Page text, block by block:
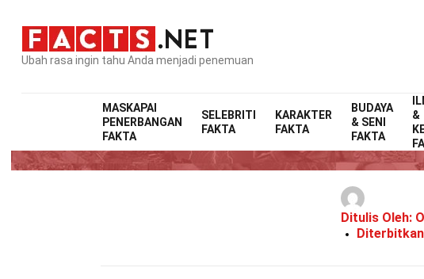
Ubah rasa ingin tahu Anda menjadi penemuan
MASKAPAI
PENERBANGAN
FAKTA
SELEBRITI
FAKTA
KARAKTER
FAKTA
BUDAYA
& SENI
FAKTA
&
37
Ditulis Oleh: